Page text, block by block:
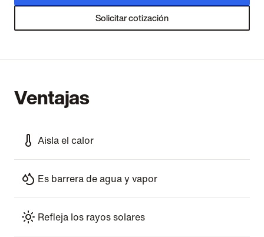
Solicitar cotización
Ventajas
Aisla el calor
Es barrera de agua y vapor
Refleja los rayos solares